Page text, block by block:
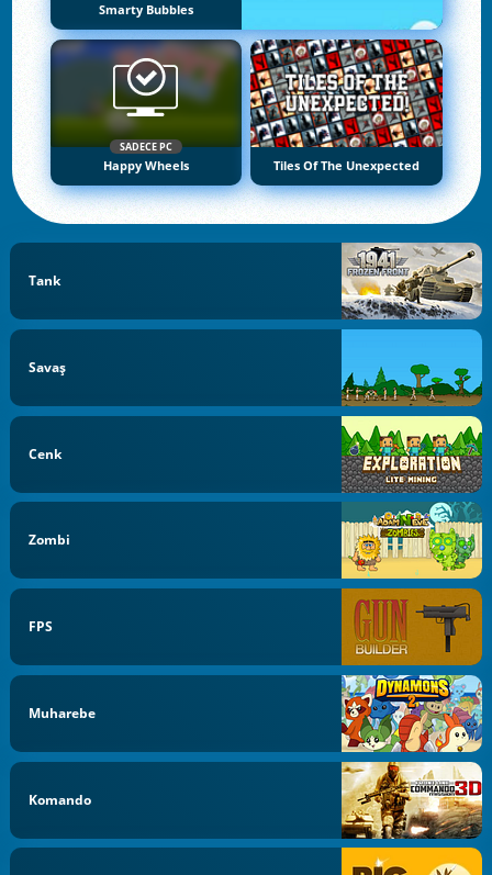
Smarty Bubbles
SADECE PC
Happy Wheels Tiles Of The Unexpected
Tank
Savaş
Cenk
Zombi
FPS
Muharebe
Komando